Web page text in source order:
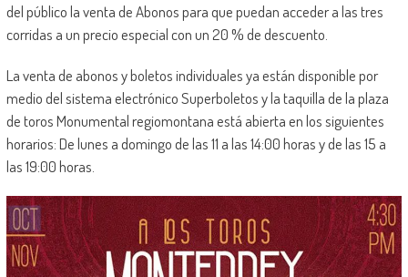
del público la venta de Abonos para que puedan acceder a las tres
corridas a un precio especial con un 20 % de descuento.
La venta de abonos y boletos individuales ya están disponible por
medio del sistema electrónico Superboletos y la taquilla de la plaza
de toros Monumental regiomontana está abierta en los siguientes
horarios: De lunes a domingo de las 11 a las 14:00 horas y de las 15 a
las 19:00 horas.